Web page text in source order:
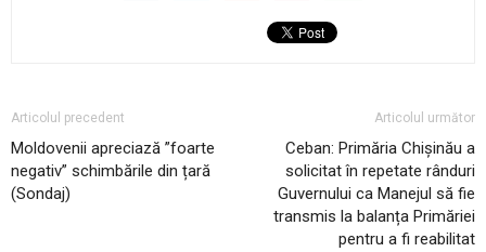
Articolul precedent
Moldovenii apreciază ”foarte
negativ” schimbările din țară
(Sondaj)
Articolul următor
Ceban: Primăria Chișinău a
solicitat în repetate rânduri
Guvernului ca Manejul să fie
transmis la balanța Primăriei
pentru a fi reabilitat